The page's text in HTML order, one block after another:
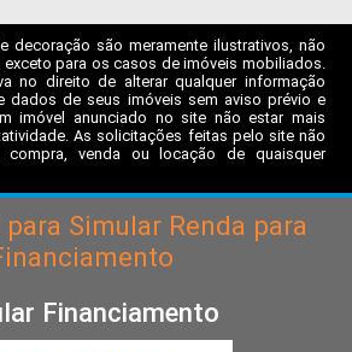
decoração são meramente ilustrativos, não
para os casos de imóveis mobiliados.
no direito de alterar qualquer informação
dados de seus imóveis sem aviso prévio e
imóvel anunciado no site não estar mais
As solicitações feitas pelo site não
compra, venda ou locação de quaisquer
para Simular Renda para
Financiamento